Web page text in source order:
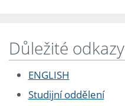
Důležité odkazy
ENGLISH
Studijní oddělení